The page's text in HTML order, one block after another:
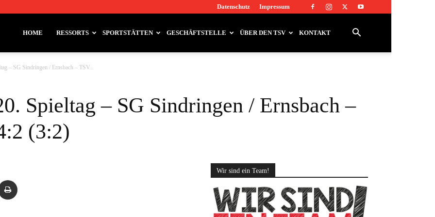
Datenschutz Impressum
HOME RESSORTS SPORTSTÄTTEN GESCHÄFTSTELLE ÜBER DEN TSV KONTAKT
– SG Sindringen / Ernsbach – TSV...
Spieltag – SG Sindringen / Ernsbach –
(3:2)
Wir sind ein Team!